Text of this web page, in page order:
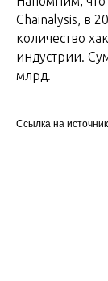
Chainalysis, в
количество
индустрии.
млрд.
Ссылка на